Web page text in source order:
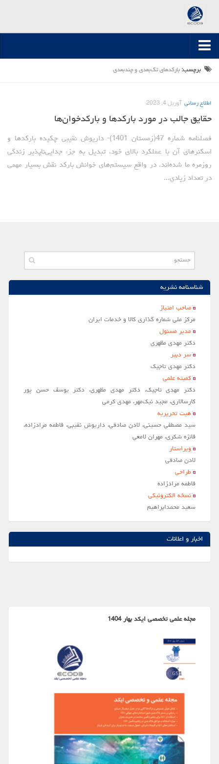
صفحه اصلی
مقالات تخصصی
مقالات سال 1395-1394
مقالات سال 1396
مقالات سال 1399-1397
شماره جاری
جستجو پیشرفته
راهنمای نویسندگان
نحوه ارسال مقاله
اطلاعات نشریه
درباره نشریه
اخبار و اعلانات
تماس با ما
برچسب: بارکدهای تک‌بعدی و چندبعدی
اطلاع رسانی آوریل 4, 2023
حقایق جالب در مورد بارکدها و بارکدخوان‌ها
فصلنامه شماره 47(زمستان 1401)- داریوش نقیبی چکیده بارکدها و
اسکنرهای آن با عملکرد بالای خود، تبدیل به جزء جدایی‌ناپذیر زندگی
روزمره ما شده‌اند. در واقع سیستم‌های خوانش بارکد نقش بسیار مهمی
در تعداد زیادی...
شناسنامه نشریه
صاحب امتياز
مركز ملي شماره گذاري كالا و خدمات ايران
مدير مسئول
دکتر مهدی مظهری
سر دبير
دکتر مهدی تاجیک
کمیته علمی
دکتر مهدی تاجیک، دکتر مهدی مظهری، دکتر یوسف حسن پور
کارسالاری، مجید نیک‌مهر، مهدی کرمی
هیت تحریریه
سید مصطفی حسینی، لادن صادقی، داریوش نقیبی، فاطمه مرادزاده،
فائزه شکری، مهران لامعی
ویراستار
لادن صادقي
طراحی
فاطمه مرادزاده
نسخه الکترونیکی
سعيد محمدابراهيم
اخبار و اعلانات
مجله علمی تخصصی ایکد بهار 1404